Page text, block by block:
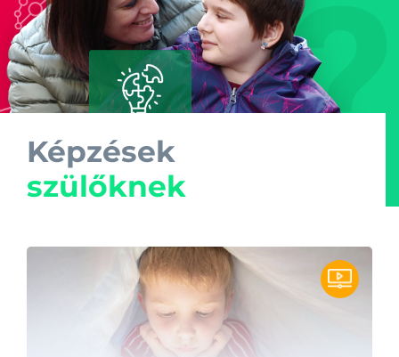
Képzések
szülőknek